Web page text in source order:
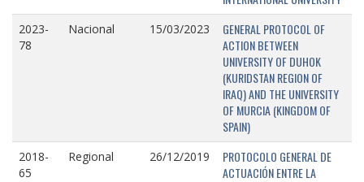
2023-
78
Nacional 15/03/2023
GENERAL PROTOCOL OF
ACTION BETWEEN
UNIVERSITY OF DUHOK
(KURIDSTAN REGION OF
IRAQ) AND THE UNIVERSITY
OF MURCIA (KINGDOM OF
SPAIN)
2018-
65
Regional 26/12/2019
PROTOCOLO GENERAL DE
ACTUACIÓN ENTRE LA